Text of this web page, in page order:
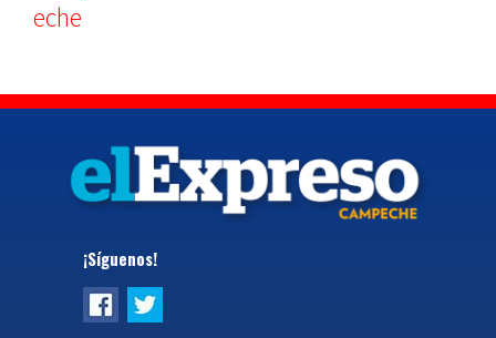
¡Síguenos!